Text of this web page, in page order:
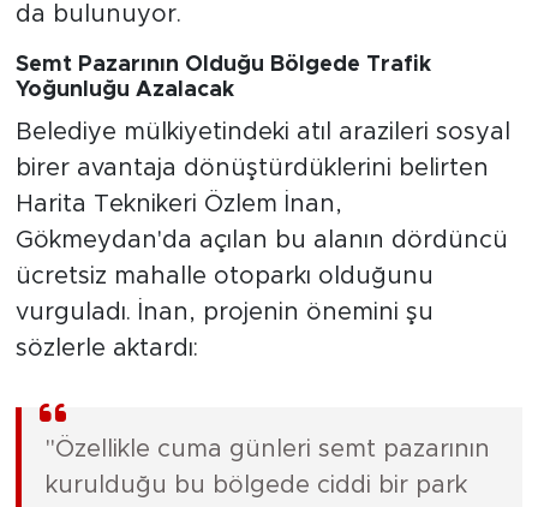
da bulunuyor.
Semt Pazarının Olduğu Bölgede Trafik
Yoğunluğu Azalacak
Belediye mülkiyetindeki atıl arazileri sosyal
birer avantaja dönüştürdüklerini belirten
Harita Teknikeri Özlem İnan,
Gökmeydan'da açılan bu alanın dördüncü
ücretsiz mahalle otoparkı olduğunu
vurguladı. İnan, projenin önemini şu
sözlerle aktardı:
"Özellikle cuma günleri semt pazarının
kurulduğu bu bölgede ciddi bir park